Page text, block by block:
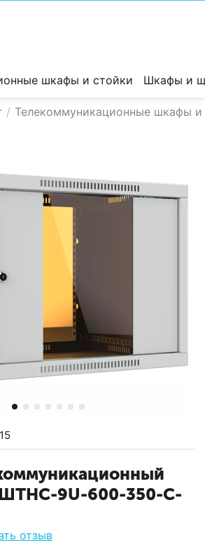
шкафы и стойки Шкафы и
/ Телекоммуникационные шкафы и
9U-600-350-С-
отзыв